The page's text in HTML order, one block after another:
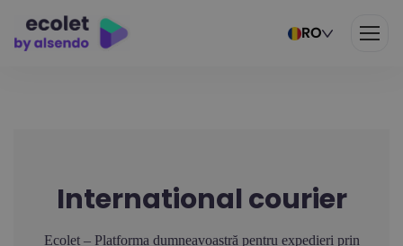
RO
International courier
Ecolet – Platforma dumneavoastră pentru expedieri prin